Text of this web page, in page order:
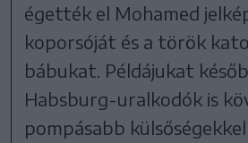
égették el Mohamed
koporsóját és a török
bábukat. Példájukat
Habsburg-uralkodók is
pompásabb